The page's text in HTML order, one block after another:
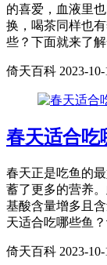
的喜爱，血液里
换，喝茶同样也
些？下面就来了
倚天百科 2023-10-
春天适合吃
春天正是吃鱼的
蓄了更多的营养
基酸含量增多且
天适合吃哪些鱼
倚天百科 2023-10-